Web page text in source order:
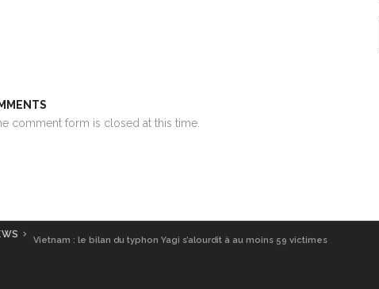
comment form is closed at this time.
Vietnam : le bilan du typhon Yagi s’alourdit à au moins 59 victimes